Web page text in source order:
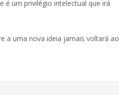
é um privilégio intelectual que irá
a uma nova ideia jamais voltará ao